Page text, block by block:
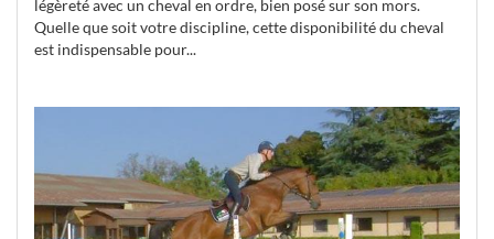
légèreté avec un cheval en ordre, bien posé sur son mors.
Quelle que soit votre discipline, cette disponibilité du cheval
est indispensable pour...